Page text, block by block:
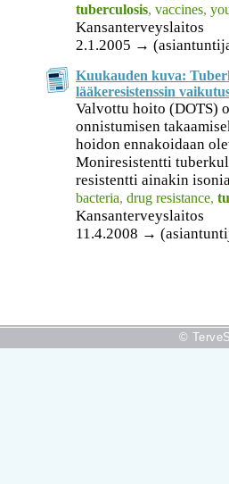
tuberculosis, vaccines,
Kansanterveyslaitos
2.1.2005 →
Kuukauden kuva:
lääkeresistenssin
Valvottu hoito (DOTS)
onnistumisen
hoidon ennakoidaan
Moniresistentti
resistentti ainakin
bacteria, drug resistance,
Kansanterveyslaitos
11.4.2008 →
©